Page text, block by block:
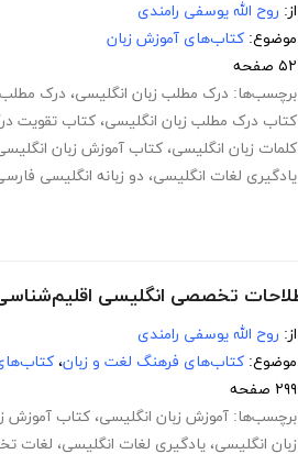
از: روح الله یوسفی رامندی
موضوع: کتاب‌های آموزش زبان
۵۲ صفحه
برچسب‌ها: درک مطلب زبان انگلیسی، درک مطلب
کتاب درک مطلب زبان انگلیسی، کتاب تقویت
کلمات زبان انگلیسی، کتاب آموزش زبان
یادگیری لغات انگلیسی، دو زبانه انگلیسی
از: روح الله یوسفی رامندی
موضوع: کتاب‌های فرهنگ لغت و زبان،
۲۹۹ صفحه
برچسب‌ها: آموزش زبان انگلیسی، کتاب آموزش
زبان انگلیسی، یادگیری لغات انگلیسی، لغات